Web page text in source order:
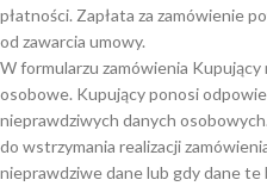
płatności. Zapłata za zamówienie
od zawarcia umowy.
W formularzu zamówienia
osobowe. Kupujący ponosi
nieprawdziwych danych
do wstrzymania realizacji
nieprawdziwe dane lub gdy dane